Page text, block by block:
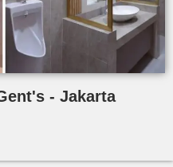
- Jakarta